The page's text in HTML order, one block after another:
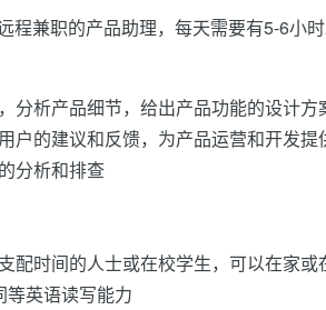
程兼职的产品助理，每天需要有5-6小
分析产品细节，给出产品功能的设计方
户的建议和反馈，为产品运营和开发提
分析和排查
配时间的人士或在校学生，可以在家或
等英语读写能力